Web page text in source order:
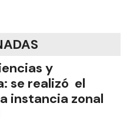
y
se realizó el
instancia zonal